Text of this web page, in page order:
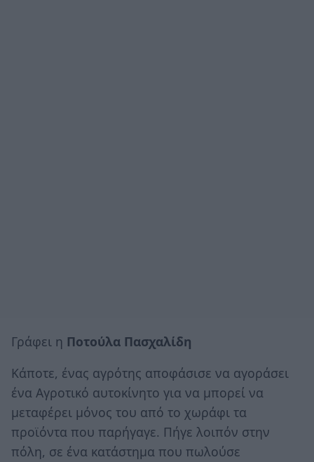
Γράφει η Ποτούλα Πασχαλίδη
Κάποτε, ένας αγρότης αποφάσισε να αγοράσει
ένα Αγροτικό αυτοκίνητο για να μπορεί να
μεταφέρει μόνος του από το χωράφι τα
προϊόντα που παρήγαγε. Πήγε λοιπόν στην
πόλη, σε ένα κατάστημα που πωλούσε